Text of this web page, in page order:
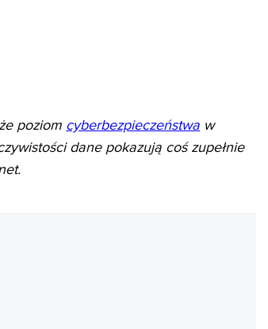
poziom cyberbezpieczeństwa w
dane pokazują coś zupełnie